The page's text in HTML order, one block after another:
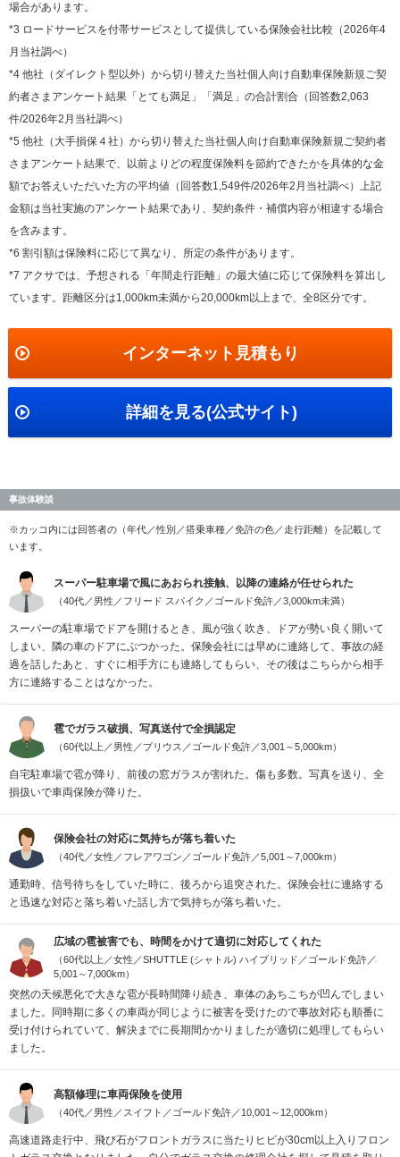
場合があります。
*3 ロードサービスを付帯サービスとして提供している保険会社比較（2026年4
月当社調べ）
*4 他社（ダイレクト型以外）から切り替えた当社個人向け自動車保険新規ご契
約者さまアンケート結果「とても満足」「満足」の合計割合（回答数2,063
件/2026年2月当社調べ）
*5 他社（大手損保４社）から切り替えた当社個人向け自動車保険新規ご契約者
さまアンケート結果で、以前よりどの程度保険料を節約できたかを具体的な金
額でお答えいただいた方の平均値（回答数1,549件/2026年2月当社調べ）上記
金額は当社実施のアンケート結果であり、契約条件・補償内容が相違する場合
を含みます。
*6 割引額は保険料に応じて異なり、所定の条件があります。
*7 アクサでは、予想される「年間走行距離」の最大値に応じて保険料を算出し
ています。距離区分は1,000km未満から20,000km以上まで、全8区分です。
インターネット見積もり
詳細を見る(公式サイト)
事故体験談
※カッコ内には回答者の（年代／性別／搭乗車種／免許の色／走行距離）を記載して
います。
スーパー駐車場で風にあおられ接触、以降の連絡が任せられた
（40代／男性／フリード スパイク／ゴールド免許／3,000km未満）
スーパーの駐車場でドアを開けるとき、風が強く吹き、ドアが勢い良く開いて
しまい、隣の車のドアにぶつかった。保険会社には早めに連絡して、事故の経
過を話したあと、すぐに相手方にも連絡してもらい、その後はこちらから相手
方に連絡することはなかった。
雹でガラス破損、写真送付で全損認定
（60代以上／男性／プリウス／ゴールド免許／3,001～5,000km）
自宅駐車場で雹が降り、前後の窓ガラスが割れた。傷も多数。写真を送り、全
損扱いで車両保険が降りた。
保険会社の対応に気持ちが落ち着いた
（40代／女性／フレアワゴン／ゴールド免許／5,001～7,000km）
通勤時、信号待ちをしていた時に、後ろから追突された。保険会社に連絡する
と迅速な対応と落ち着いた話し方で気持ちが落ち着いた。
広域の雹被害でも、時間をかけて適切に対応してくれた
（60代以上／女性／SHUTTLE (シャトル) ハイブリッド／ゴールド免許／
5,001～7,000km）
突然の天候悪化で大きな雹が長時間降り続き、車体のあちこちが凹んでしまい
ました。同時期に多くの車両が同じように被害を受けたので事故対応も順番に
受け付けられていて、解決までに長期間かかりましたが適切に処理してもらい
ました。
高額修理に車両保険を使用
（40代／男性／スイフト／ゴールド免許／10,001～12,000km）
高速道路走行中、飛び石がフロントガラスに当たりヒビが30cm以上入りフロン